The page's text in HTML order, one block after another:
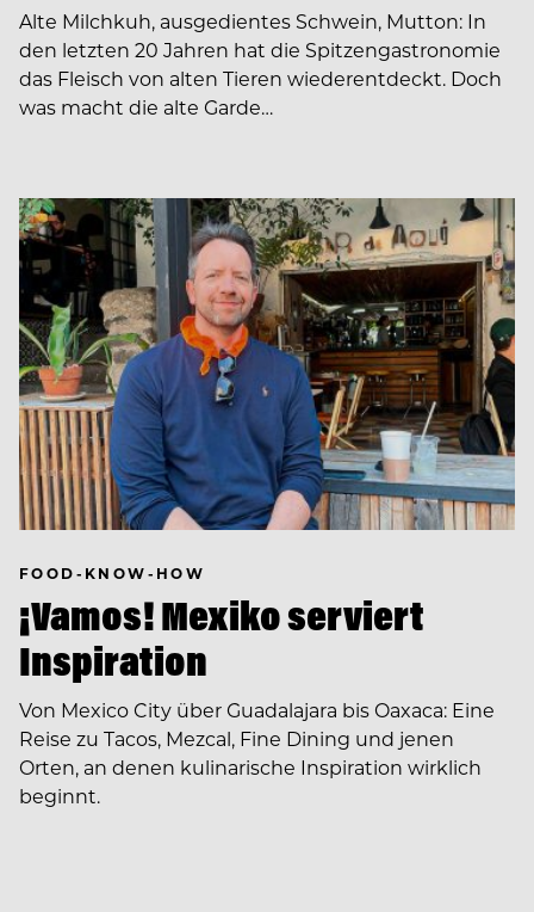
Alte Milchkuh, ausgedientes Schwein, Mutton: In
den letzten 20 Jahren hat die Spitzengastronomie
das Fleisch von alten Tieren wiederentdeckt. Doch
was macht die alte Garde…
FOOD-KNOW-HOW
¡Vamos! Mexiko serviert
Inspiration
Von Mexico City über Guadalajara bis Oaxaca: Eine
Reise zu Tacos, Mezcal, Fine Dining und jenen
Orten, an denen kulinarische Inspiration wirklich
beginnt.